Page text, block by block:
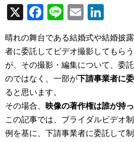
X
F
c
e
b
o
o
k
Li
e
E
m
ail k
e
dI
晴れの舞台である結婚式や結婚披
者に委託してビデオ撮影してもら
が、その撮影・編集について、委
のではなく、一部が下請事業者に
ると思います。
その場合、 映像の著作権は誰が持
この記事では、ブライダルビデオ
例を基に、下請事業者に委託して